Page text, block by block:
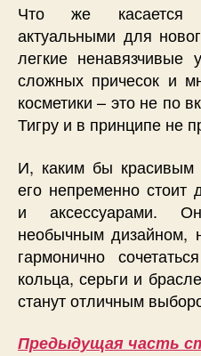
Что же касается
актуальными для
легкие ненавязчивые
сложных причесок и
косметики – это не по
Тигру и в принципе не
И, каким бы
его непременно стоит
и аксессуарами.
необычным дизайном,
гармонично
кольца, серьги и
станут отличным
Предыдущая часть